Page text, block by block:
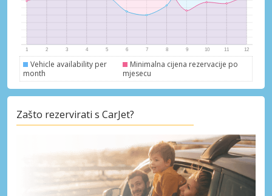
Vehicle availability per
month
Minimalna cijena rezervacije po
mjesecu
Zašto rezervirati s CarJet?